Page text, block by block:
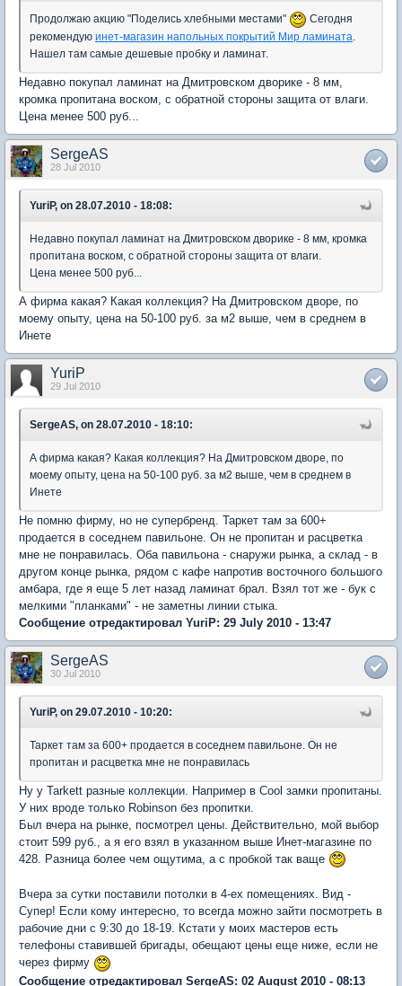
Продолжаю акцию "Поделись хлебными местами"
Сегодня
рекомендую инет-магазин напольных покрытий Мир ламината
Нашел там самые дешевые пробку и ламинат.
Недавно покупал ламинат на Дмитровском дворике - 8 мм,
кромка пропитана воском, с обратной стороны защита от влаги.
Цена менее 500 руб...
SergeAS
28 Jul 2010
YuriP, on 28.07.2010 - 18:08:
Недавно покупал ламинат на Дмитровском дворике - 8 мм, кромка
пропитана воском, с обратной стороны защита от влаги.
Цена менее 500 руб...
А фирма какая? Какая коллекция? На Дмитровском дворе, по
моему опыту, цена на 50-100 руб. за м2 выше, чем в среднем в
Инете
YuriP
29 Jul 2010
SergeAS, on 28.07.2010 - 18:10:
А фирма какая? Какая коллекция? На Дмитровском дворе, по
моему опыту, цена на 50-100 руб. за м2 выше, чем в среднем в
Инете
Не помню фирму, но не супербренд. Таркет там за 600+
продается в соседнем павильоне. Он не пропитан и расцветка
мне не понравилась. Оба павильона - снаружи рынка, а склад - в
другом конце рынка, рядом с кафе напротив восточного большого
амбара, где я еще 5 лет назад ламинат брал. Взял тот же - бук с
мелкими "планками" - не заметны линии стыка.
Сообщение отредактировал YuriP: 29 July 2010 - 13:47
SergeAS
30 Jul 2010
YuriP, on 29.07.2010 - 10:20:
Таркет там за 600+ продается в соседнем павильоне. Он не
пропитан и расцветка мне не понравилась
Ну у Tarkett разные коллекции. Например в Cool замки пропитаны.
У них вроде только Robinson без пропитки.
Был вчера на рынке, посмотрел цены. Действительно, мой выбор
стоит 599 руб., а я его взял в указанном выше Инет-магазине по
428. Разница более чем ощутима, а с пробкой так ваще
Вчера за сутки поставили потолки в 4-ех помещениях. Вид -
Супер! Если кому интересно, то всегда можно зайти посмотреть в
рабочие дни с 9:30 до 18-19. Кстати у моих мастеров есть
телефоны ставившей бригады, обещают цены еще ниже, если не
через фирму
Сообщение отредактировал SergeAS: 02 August 2010 - 08:13